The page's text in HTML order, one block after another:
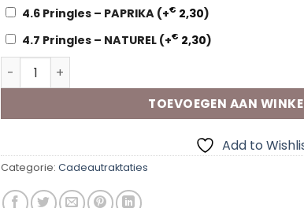
4.6 Pringles – PAPRIKA (+€ 2,30)
4.7 Pringles – NATUREL (+€ 2,30)
Kant en Klare traktatie Bounce ballonnen aantal
TOEVOEGEN AAN
Add to
Categorie: Cadeautraktaties